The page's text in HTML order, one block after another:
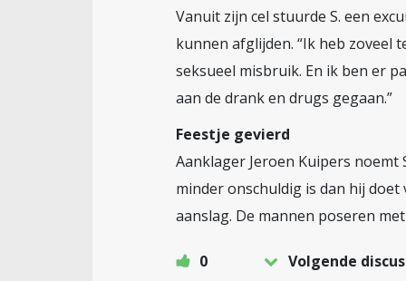
Vanuit zijn cel stuurde S. een
kunnen afglijden. “Ik heb zoveel
seksueel misbruik. En ik ben er
aan de drank en drugs gegaan.”
Feestje gevierd
Aanklager Jeroen Kuipers noemt
minder onschuldig is dan hij
aanslag. De mannen poseren
0 Volgende